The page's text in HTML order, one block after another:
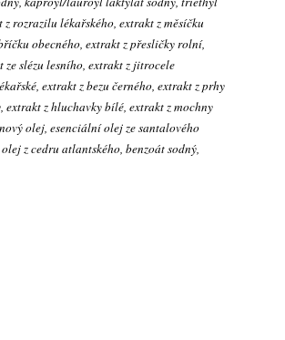
rozrazilu lékařského, extrakt z měsíčku
obecného, extrakt z přesličky rolní,
slézu lesního, extrakt z jitrocele
extrakt z bezu černého, extrakt z prhy
extrakt z hluchavky bílé, extrakt z mochny
olej, esenciální olej ze santalového
z cedru atlantského, benzoát sodný,